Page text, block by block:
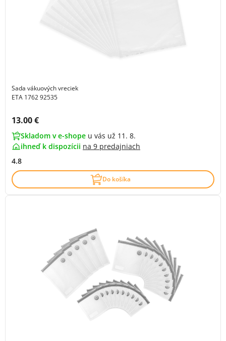
Sada vákuových vreciek
ETA 1762 92535
Cena s DPH:
13.00 €
Skladom v e-shope u vás už 11. 8.
ihneď k dispozícii na 9 predajniach
4.8
Do košíka